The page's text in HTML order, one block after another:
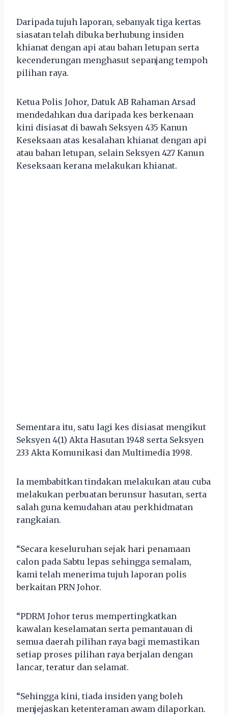
Daripada tujuh laporan, sebanyak tiga kertas
siasatan telah dibuka berhubung insiden
khianat dengan api atau bahan letupan serta
kecenderungan menghasut sepanjang tempoh
pilihan raya.
Ketua Polis Johor, Datuk AB Rahaman Arsad
mendedahkan dua daripada kes berkenaan
kini disiasat di bawah Seksyen 435 Kanun
Keseksaan atas kesalahan khianat dengan api
atau bahan letupan, selain Seksyen 427 Kanun
Keseksaan kerana melakukan khianat.
Sementara itu, satu lagi kes disiasat mengikut
Seksyen 4(1) Akta Hasutan 1948 serta Seksyen
233 Akta Komunikasi dan Multimedia 1998.
Ia membabitkan tindakan melakukan atau cuba
melakukan perbuatan berunsur hasutan, serta
salah guna kemudahan atau perkhidmatan
rangkaian.
“Secara keseluruhan sejak hari penamaan
calon pada Sabtu lepas sehingga semalam,
kami telah menerima tujuh laporan polis
berkaitan PRN Johor.
“PDRM Johor terus mempertingkatkan
kawalan keselamatan serta pemantauan di
semua daerah pilihan raya bagi memastikan
setiap proses pilihan raya berjalan dengan
lancar, teratur dan selamat.
“Sehingga kini, tiada insiden yang boleh
menjejaskan ketenteraman awam dilaporkan.